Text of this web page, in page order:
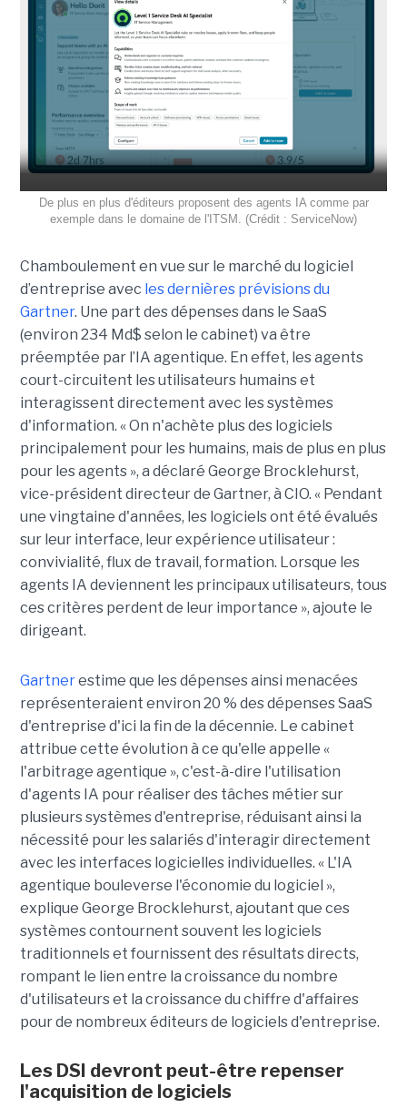
De plus en plus d'éditeurs proposent des agents IA comme par
exemple dans le domaine de l'ITSM. (Crédit : ServiceNow)
Chamboulement en vue sur le marché du logiciel
d’entreprise avec les dernières prévisions du
Gartner. Une part des dépenses dans le SaaS
(environ 234 Md$ selon le cabinet) va être
préemptée par l’IA agentique. En effet, les agents
court-circuitent les utilisateurs humains et
interagissent directement avec les systèmes
d'information. « On n'achète plus des logiciels
principalement pour les humains, mais de plus en plus
pour les agents », a déclaré George Brocklehurst,
vice-président directeur de Gartner, à CIO. « Pendant
une vingtaine d'années, les logiciels ont été évalués
sur leur interface, leur expérience utilisateur :
convivialité, flux de travail, formation. Lorsque les
agents IA deviennent les principaux utilisateurs, tous
ces critères perdent de leur importance », ajoute le
dirigeant.
Gartnerestime que les dépenses ainsi menacées
représenteraient environ 20 % des dépenses SaaS
d'entreprise d'ici la fin de la décennie. Le cabinet
attribue cette évolution à ce qu'elle appelle «
l'arbitrage agentique », c'est-à-dire l'utilisation
d'agents IA pour réaliser des tâches métier sur
plusieurs systèmes d'entreprise, réduisant ainsi la
nécessité pour les salariés d'interagir directement
avec les interfaces logicielles individuelles. « L'IA
agentique bouleverse l'économie du logiciel »,
explique George Brocklehurst, ajoutant que ces
systèmes contournent souvent les logiciels
traditionnels et fournissent des résultats directs,
rompant le lien entre la croissance du nombre
d'utilisateurs et la croissance du chiffre d'affaires
pour de nombreux éditeurs de logiciels d'entreprise.
Les DSI devront peut-être repenser
l'acquisition de logiciels